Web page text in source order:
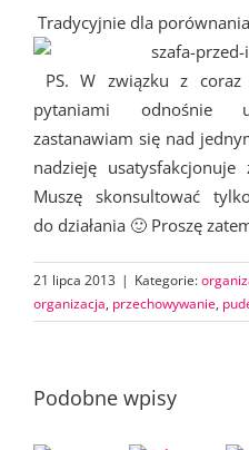
Tradycyjnie dla
PS. W związku z coraz
pytaniami odnośnie
zastanawiam się nad
nadzieję
Muszę skonsultować
do działania 🙂 Proszę
21 lipca 2013 | Kategorie:
organizacja, przechowywanie,
Podobne wpisy